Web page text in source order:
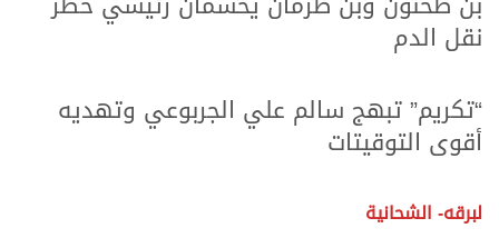
نقل الدم
“تكريم” تبهج سالم علي الجربوعي وتهديه
أقوى التوقيتات
لبرقه- الشحانية